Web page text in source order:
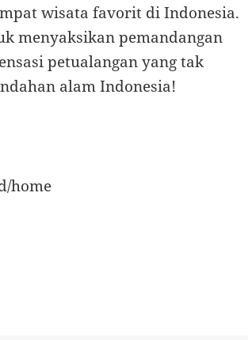
wisata favorit di Indonesia.
menyaksikan pemandangan
petualangan yang tak
alam Indonesia!
home